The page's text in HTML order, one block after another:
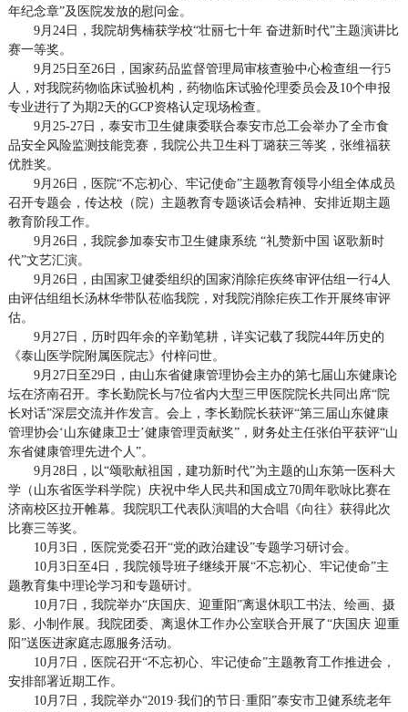
年纪念章”及医院发放的慰问金。
9月24日，我院胡隽楠获学校“壮丽七十年 奋进新时代”主题演讲比
赛一等奖。
9月25日至26日，国家药品监督管理局审核查验中心检查组一行5
人，对我院药物临床试验机构，药物临床试验伦理委员会及10个申报
专业进行了为期2天的GCP资格认定现场检查。
9月25-27日，泰安市卫生健康委联合泰安市总工会举办了全市食
品安全风险监测技能竞赛，我院公共卫生科丁璐获三等奖，张维福获
优胜奖。
9月26日，医院“不忘初心、牢记使命”主题教育领导小组全体成员
召开专题会，传达校（院）主题教育专题谈话会精神、安排近期主题
教育阶段工作。
9月26日，我院参加泰安市卫生健康系统 “礼赞新中国 讴歌新时
代”文艺汇演。
9月26日，由国家卫健委组织的国家消除疟疾终审评估组一行4人
由评估组组长汤林华带队莅临我院，对我院消除疟疾工作开展终审评
估。
9月27日，历时四年余的辛勤笔耕，详实记载了我院44年历史的
《泰山医学院附属医院志》付梓问世。
9月27日至29日，由山东省健康管理协会主办的第七届山东健康论
坛在济南召开。李长勤院长与7位省内大型三甲医院院长共同出席“院
长对话”深层交流并作发言。会上，李长勤院长获评“第三届山东健康
管理协会‘山东健康卫士’健康管理贡献奖”，财务处主任张伯平获评“山
东省健康管理先进个人”。
9月28日，以“颂歌献祖国，建功新时代”为主题的山东第一医科大
学（山东省医学科学院）庆祝中华人民共和国成立70周年歌咏比赛在
济南校区拉开帷幕。我院职工代表队演唱的大合唱《向往》获得此次
比赛三等奖。
10月3日，医院党委召开“党的政治建设”专题学习研讨会。
10月3日至4日，我院领导班子继续开展“不忘初心、牢记使命”主
题教育集中理论学习和专题研讨。
10月7日，我院举办“庆国庆、迎重阳”离退休职工书法、绘画、摄
影、小制作展。我院团委、离退休工作办公室联合开展了“庆国庆 迎重
阳”送医进家庭志愿服务活动。
10月7日，医院召开“不忘初心、牢记使命”主题教育工作推进会，
安排部署近期工作。
10月7日，我院举办“2019·我们的节日·重阳”泰安市卫健系统老年